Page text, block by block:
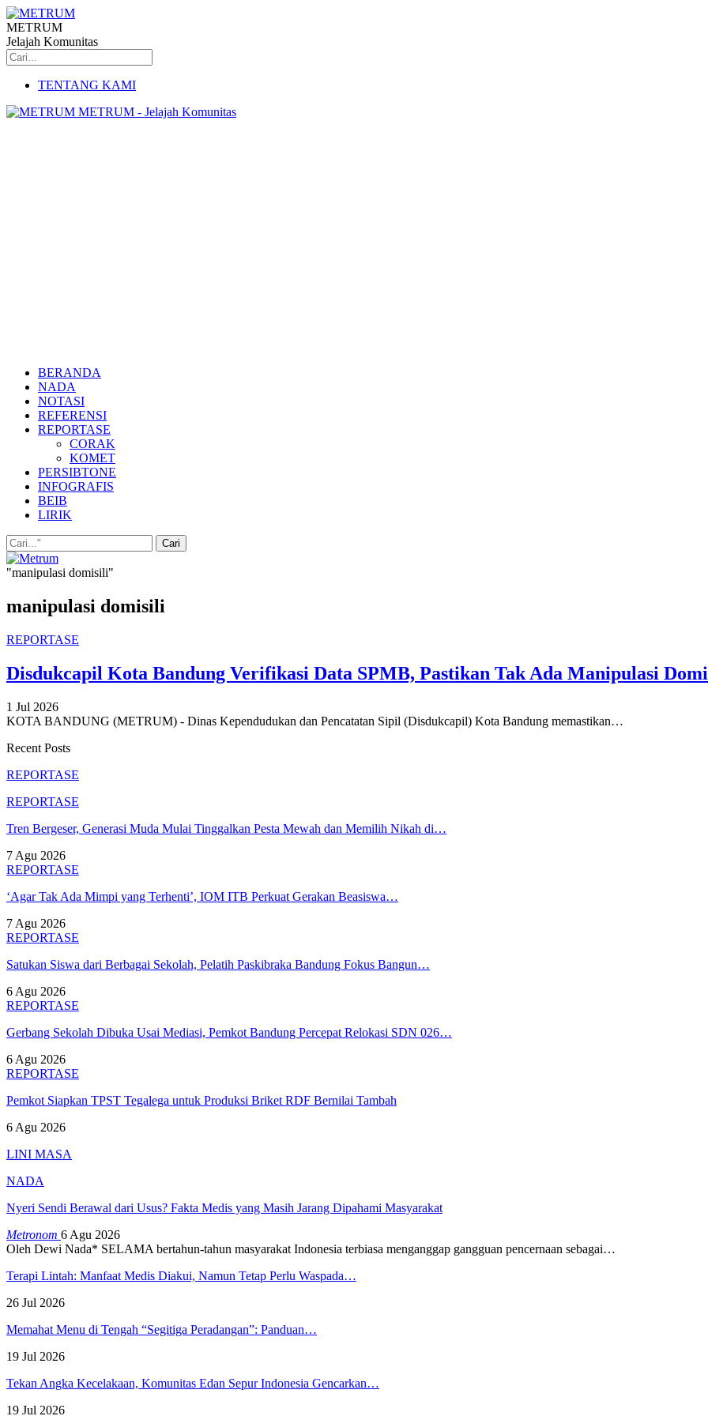
METRUM
Jelajah Komunitas
TENTANG KAMI
METRUM - Jelajah Komunitas
BERANDA
NADA
NOTASI
REFERENSI
REPORTASE
CORAK
KOMET
PERSIBTONE
INFOGRAFIS
BEIB
LIRIK
"manipulasi domisili"
manipulasi domisili
REPORTASE
Disdukcapil Kota Bandung Verifikasi Data SPMB, Pastikan Tak Ada Manipulasi
1 Jul 2026
KOTA BANDUNG (METRUM) - Dinas Kependudukan dan Pencatatan Sipil (Disdukcapil) Kota Bandung memastikan…
Recent Posts
REPORTASE
REPORTASE
Tren Bergeser, Generasi Muda Mulai Tinggalkan Pesta Mewah dan Memilih Nikah di…
7 Agu 2026
REPORTASE
‘Agar Tak Ada Mimpi yang Terhenti’, IOM ITB Perkuat Gerakan Beasiswa…
7 Agu 2026
REPORTASE
Satukan Siswa dari Berbagai Sekolah, Pelatih Paskibraka Bandung Fokus Bangun…
6 Agu 2026
REPORTASE
Gerbang Sekolah Dibuka Usai Mediasi, Pemkot Bandung Percepat Relokasi SDN 026…
6 Agu 2026
REPORTASE
Pemkot Siapkan TPST Tegalega untuk Produksi Briket RDF Bernilai Tambah
6 Agu 2026
LINI MASA
NADA
Nyeri Sendi Berawal dari Usus? Fakta Medis yang Masih Jarang Dipahami Masyarakat
Metronom 6 Agu 2026
Oleh Dewi Nada* SELAMA bertahun-tahun masyarakat Indonesia terbiasa menganggap gangguan pencernaan sebagai…
Terapi Lintah: Manfaat Medis Diakui, Namun Tetap Perlu Waspada…
26 Jul 2026
Memahat Menu di Tengah “Segitiga Peradangan”: Panduan…
19 Jul 2026
Tekan Angka Kecelakaan, Komunitas Edan Sepur Indonesia Gencarkan…
19 Jul 2026